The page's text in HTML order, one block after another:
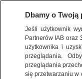
BIZNES
PIENIĄDZE
Dbamy o Twoją
Jeśli użytkownik
Partnerów IAB oraz
użytkownika i
przeglądania.
przeglądania
się przetwarzaniu w